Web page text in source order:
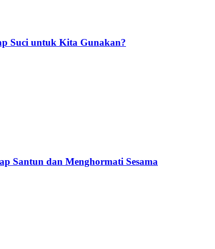
Suci untuk Kita Gunakan?
Santun dan Menghormati Sesama